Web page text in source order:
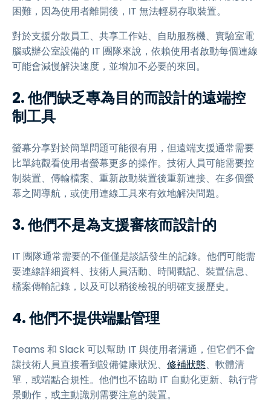
困難，因為使用者離開後，IT 無法輕易存取裝置。
對於支援分散員工、共享工作站、自助服務機、實驗室電
腦或辦公室設備的 IT 團隊來說，依賴使用者啟動每個連線
可能會減慢解決速度，並增加不必要的來回。
2. 他們缺乏專為目的而設計的遠端控
制工具
螢幕分享對於簡單問題可能很有用，但遠端支援通常需要
比單純觀看使用者螢幕更多的操作。技術人員可能需要控
制裝置、傳輸檔案、重新啟動裝置後重新連接、在多個螢
幕之間導航，或使用連線工具來有效地解決問題。
3. 他們不是為支援審核而設計的
IT 團隊通常需要的不僅僅是談話發生的記錄。他們可能需
要連線詳細資料、技術人員活動、時間戳記、裝置信息、
檔案傳輸記錄，以及可以稍後檢視的明確支援歷史。
4. 他們不提供端點管理
Teams 和 Slack 可以幫助 IT 與使用者溝通，但它們不會
讓技術人員直接看到設備健康狀況、 修補狀態、軟體清
單，或端點合規性。他們也不協助 IT 自動化更新、執行背
景動作，或主動識別需要注意的裝置。